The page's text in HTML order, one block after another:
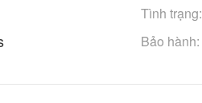
Tình trạng:
Bảo hành: